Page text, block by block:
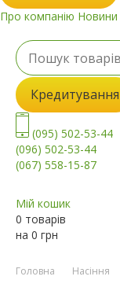
Про компанію Новини
Кредитування
(095) 502-53-44
(096) 502-53-44
(067) 558-15-87
Мій кошик
0 товарів
на 0 грн
Головна Насіння